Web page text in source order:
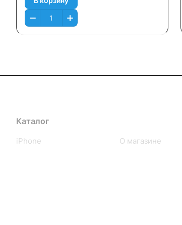
Каталог
iPhone
О магазине